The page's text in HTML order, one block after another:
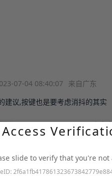
07-04 08:40:07 来自广东
建议,按键也是要考虑消抖的其实
2023-07-04 03:55:20 来自
，按键再接地就好了
2023-07-03 02:57:55
Access
slide to verify that you're not